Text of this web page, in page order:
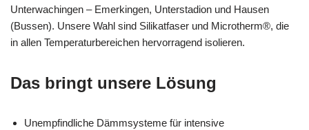
Unterwachingen – Emerkingen, Unterstadion und Hausen
(Bussen). Unsere Wahl sind Silikatfaser und Microtherm®, die
in allen Temperaturbereichen hervorragend isolieren.
Das bringt unsere Lösung
Unempfindliche Dämmsysteme für intensive